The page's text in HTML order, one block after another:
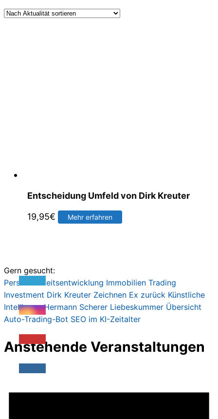
Entscheidung Umfeld von Dirk Kreuter
19,95€ Mehr erfahren
Gern gesucht:
Persönlichkeitsentwicklung Immobilien Trading
Investment Dirk Kreuter Zeichnen Ex zurück Künstliche
Intelligenz Hermann Scherer Liebeskummer Übersicht
Auto-Trading-Bot SEO im KI-Zeitalter
Anstehende Veranstaltungen